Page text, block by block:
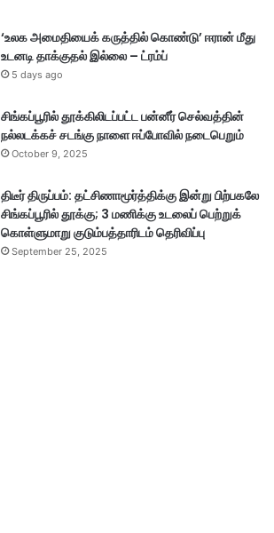
‘உலக அமைதியைக் கருத்தில் கொண்டு’ ஈரான் மீது
உடனடி தாக்குதல் இல்லை – ட்ரம்ப்
5 days ago
சிங்கப்பூரில் தூக்கிலிடப்பட்ட பன்னீர் செல்வத்தின்
நல்லடக்கச் சடங்கு நாளை ஈப்போவில் நடைபெறும்
October 9, 2025
திடீர் திருப்பம்: தட்சிணாமூர்த்திக்கு இன்று பிற்பகலே
சிங்கப்பூரில் தூக்கு; 3 மணிக்கு உடலைப் பெற்றுக்
கொள்ளுமாறு குடும்பத்தாரிடம் தெரிவிப்பு
September 25, 2025